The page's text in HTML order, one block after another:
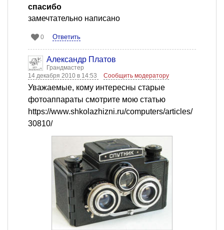
спасибо
замечтательно написано
0 Ответить
Александр Платов
Грандмастер
14 декабря 2010 в 14:53
Сообщить модератору
Уважаемые, кому интересны старые
фотоаппараты смотрите мою статью
https://www.shkolazhizni.ru/computers/articles/
30810/